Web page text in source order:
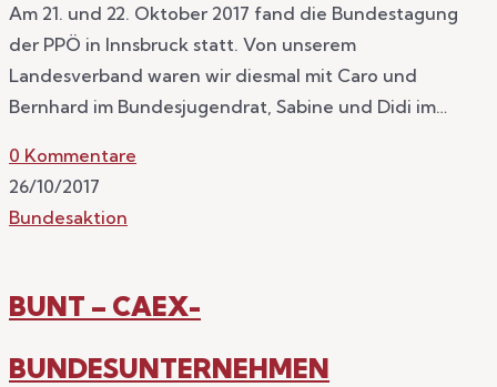
Am 21. und 22. Oktober 2017 fand die Bundestagung
der PPÖ in Innsbruck statt. Von unserem
Landesverband waren wir diesmal mit Caro und
Bernhard im Bundesjugendrat, Sabine und Didi im…
0 Kommentare
26/10/2017
Bundesaktion
BUNT – CAEX-
BUNDESUNTERNEHMEN